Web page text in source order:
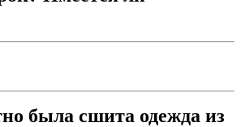
была сшита одежда из